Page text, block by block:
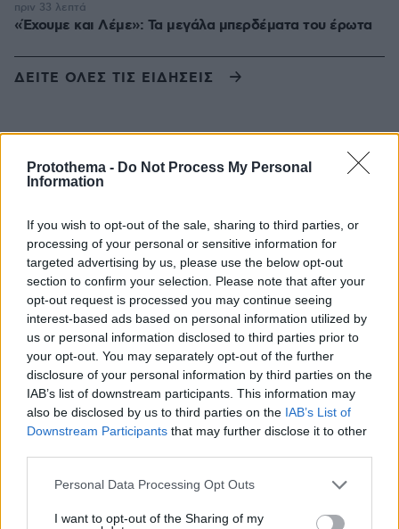
Protothema - Do Not Process My Personal
Information
If you wish to opt-out of the sale, sharing to third parties, or
processing of your personal or sensitive information for
targeted advertising by us, please use the below opt-out
section to confirm your selection. Please note that after your
opt-out request is processed you may continue seeing
interest-based ads based on personal information utilized by
us or personal information disclosed to third parties prior to
your opt-out. You may separately opt-out of the further
disclosure of your personal information by third parties on the
IAB’s list of downstream participants. This information may
also be disclosed by us to third parties on the IAB’s List of
Downstream Participants that may further disclose it to other
Please note that this website/app uses one or more Google
not limited to your visit or usage behaviour. You may click to
Personal Data Processing Opt Outs
I want to opt-out of the Sharing of my
«Έχουμε και Λέμε»: Τα μεγάλα μπερδέματα του έρωτα
πριν 33 λεπτά
ΔΕΙΤΕ ΟΛΕΣ ΤΙΣ ΕΙΔΗΣΕΙΣ
ΤΑ ΠΙΟ ΔΗΜΟΦΙΛΗ